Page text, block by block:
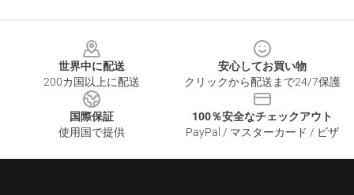
世界中に配送
200カ国以上に配送
安心してお買い物
クリックから配送まで24/7保護
国際保証
使用国で提供
100％安全なチェックアウト
PayPal / マスターカード / ビザ